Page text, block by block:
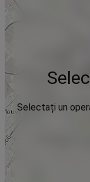
Selectați un